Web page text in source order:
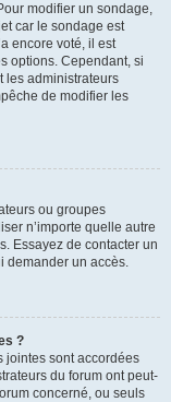
modifier un sondage,
car le sondage est
encore voté, il est
options. Cependant, si
les administrateurs
de modifier les
ou groupes
n’importe quelle autre
Essayez de contacter un
demander un accès.
?
jointes sont accordées
du forum ont peut-
concerné, ou seuls